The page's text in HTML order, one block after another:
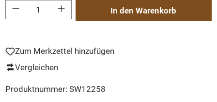
Produkt Anzahl: Gib den gewünschten Wert ein oder benutze die Schaltflächen
In den Warenkorb
Zum Merkzettel hinzufügen
Vergleichen
Produktnummer: SW12258